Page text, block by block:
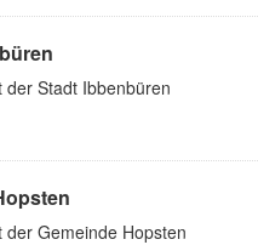
der Stadt Ibbenbüren
Gemeinde Hopsten